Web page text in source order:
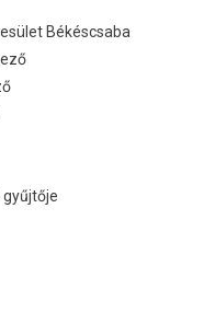
Békéscsaba
gyűjtője